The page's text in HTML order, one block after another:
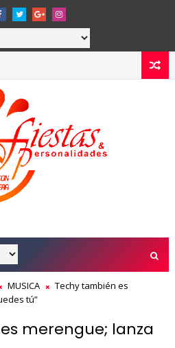
MUSICA
Techy también es
tú”
merengue; lanza